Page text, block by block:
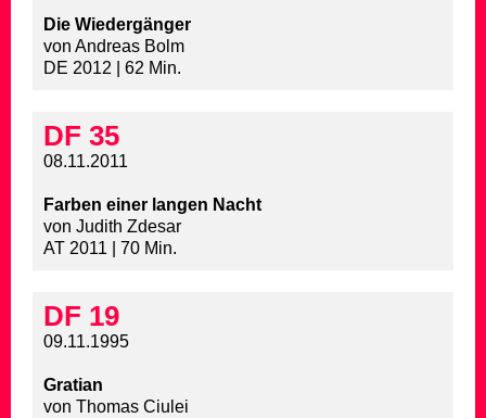
Die Wiedergänger
von Andreas Bolm
DE 2012 | 62 Min.
DF 35
08.11.2011
Farben einer langen Nacht
von Judith Zdesar
AT 2011 | 70 Min.
DF 19
09.11.1995
Gratian
von Thomas Ciulei